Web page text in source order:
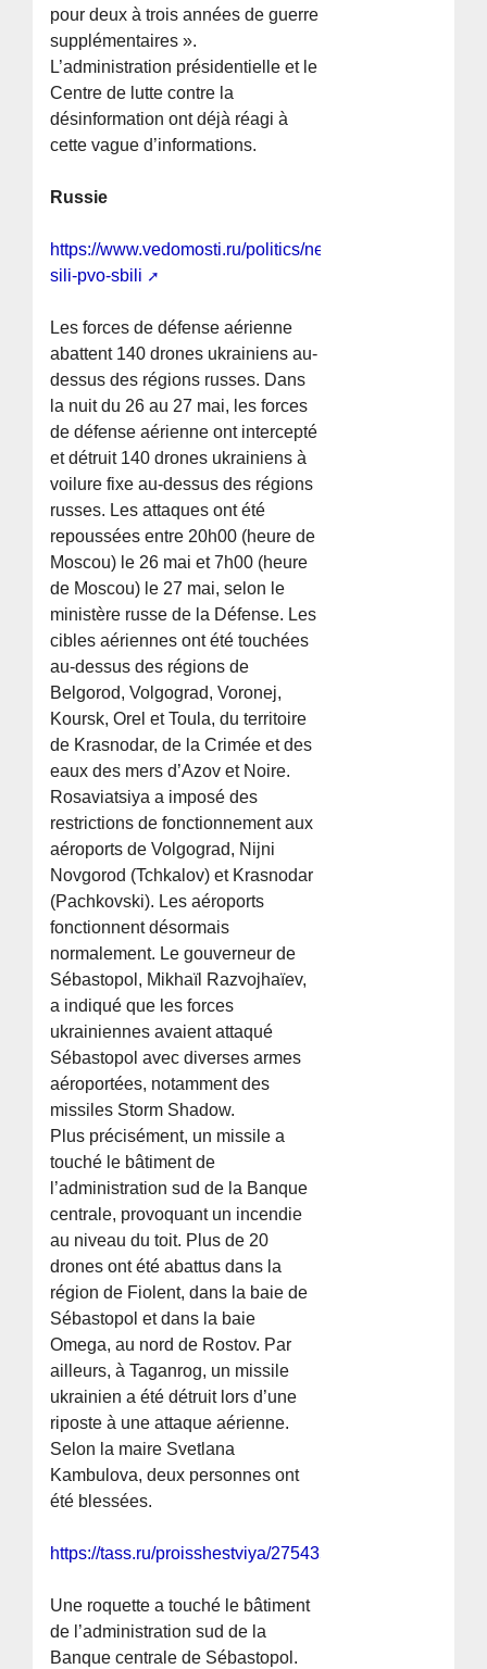
pour deux à trois années de guerre
supplémentaires ».
L’administration présidentielle et le
Centre de lutte contre la
désinformation ont déjà réagi à
cette vague d’informations.
Russie
https://www.vedomosti.ru/politics/news/2026/05/27/
sili-pvo-sbili
Les forces de défense aérienne
abattent 140 drones ukrainiens au-
dessus des régions russes. Dans
la nuit du 26 au 27 mai, les forces
de défense aérienne ont intercepté
et détruit 140 drones ukrainiens à
voilure fixe au-dessus des régions
russes. Les attaques ont été
repoussées entre 20h00 (heure de
Moscou) le 26 mai et 7h00 (heure
de Moscou) le 27 mai, selon le
ministère russe de la Défense. Les
cibles aériennes ont été touchées
au-dessus des régions de
Belgorod, Volgograd, Voronej,
Koursk, Orel et Toula, du territoire
de Krasnodar, de la Crimée et des
eaux des mers d’Azov et Noire.
Rosaviatsiya a imposé des
restrictions de fonctionnement aux
aéroports de Volgograd, Nijni
Novgorod (Tchkalov) et Krasnodar
(Pachkovski). Les aéroports
fonctionnent désormais
normalement. Le gouverneur de
Sébastopol, Mikhaïl Razvojhaïev,
a indiqué que les forces
ukrainiennes avaient attaqué
Sébastopol avec diverses armes
aéroportées, notamment des
missiles Storm Shadow.
Plus précisément, un missile a
touché le bâtiment de
l’administration sud de la Banque
centrale, provoquant un incendie
au niveau du toit. Plus de 20
drones ont été abattus dans la
région de Fiolent, dans la baie de
Sébastopol et dans la baie
Omega, au nord de Rostov. Par
ailleurs, à Taganrog, un missile
ukrainien a été détruit lors d’une
riposte à une attaque aérienne.
Selon la maire Svetlana
Kambulova, deux personnes ont
été blessées.
https://tass.ru/proisshestviya/27543545
Une roquette a touché le bâtiment
de l’administration sud de la
Banque centrale de Sébastopol.